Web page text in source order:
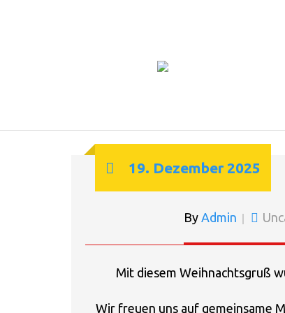
19. Dezember 2025
By Admin
Mit diesem Weihnachtsgruß
Wir freuen uns auf gemeinsame